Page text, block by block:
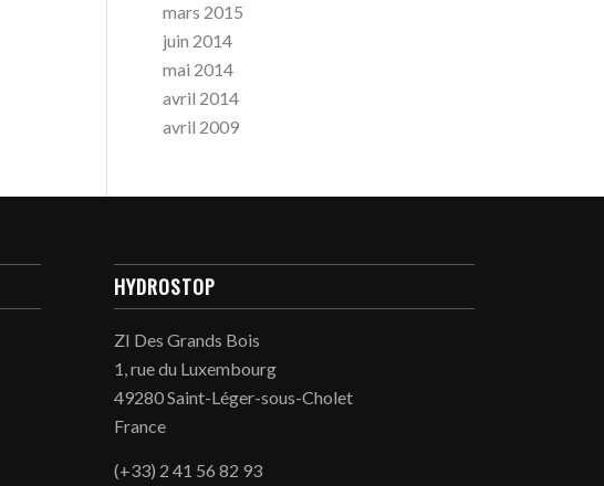
mars 2015
juin 2014
mai 2014
avril 2014
avril 2009
HYDROSTOP
ZI Des Grands Bois
1, rue du Luxembourg
49280 Saint-Léger-sous-Cholet
France
(+33) 2 41 56 82 93